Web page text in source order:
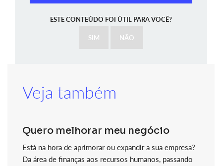
ESTE CONTEÚDO FOI ÚTIL PARA VOCÊ?
SIM NÃO
Veja também
Quero melhorar meu negócio
Está na hora de aprimorar ou expandir a sua empresa?
Da área de finanças aos recursos humanos, passando